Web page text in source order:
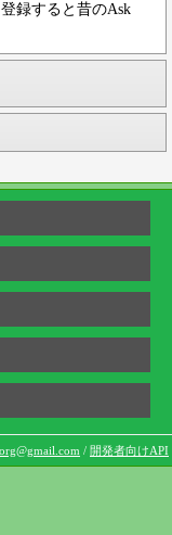
録すると昔のAsk
/ 開発者向けAPI